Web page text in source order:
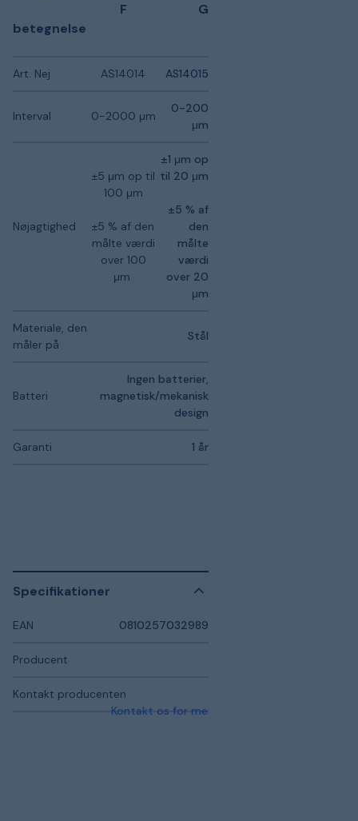
betegnelse
F G
Art. Nej AS14014 AS14015
Interval 0-2000 μm
0-200
μm
Nøjagtighed
±5 μm op til
100 μm
±5 % af den
målte værdi
over 100
μm
±1 μm op
til 20 μm
±5 % af
den
målte
værdi
over 20
μm
Materiale, den
måler på
Stål
Batteri
Ingen batterier,
magnetisk/mekanisk
design
Garanti 1 år
Specifikationer
EAN 0810257032989
Producent
Kontakt producenten
Kontakt os for mere information